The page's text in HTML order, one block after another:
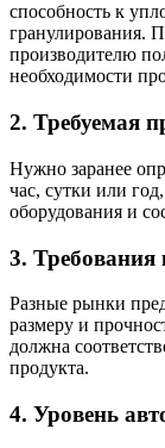
способность к
гранулирования.
производителю
необходимости
2. Требуемая
Нужно заранее
час, сутки или
оборудования и
3.
Разные рынки
размеру и
должна
продукта.
4. Уровень